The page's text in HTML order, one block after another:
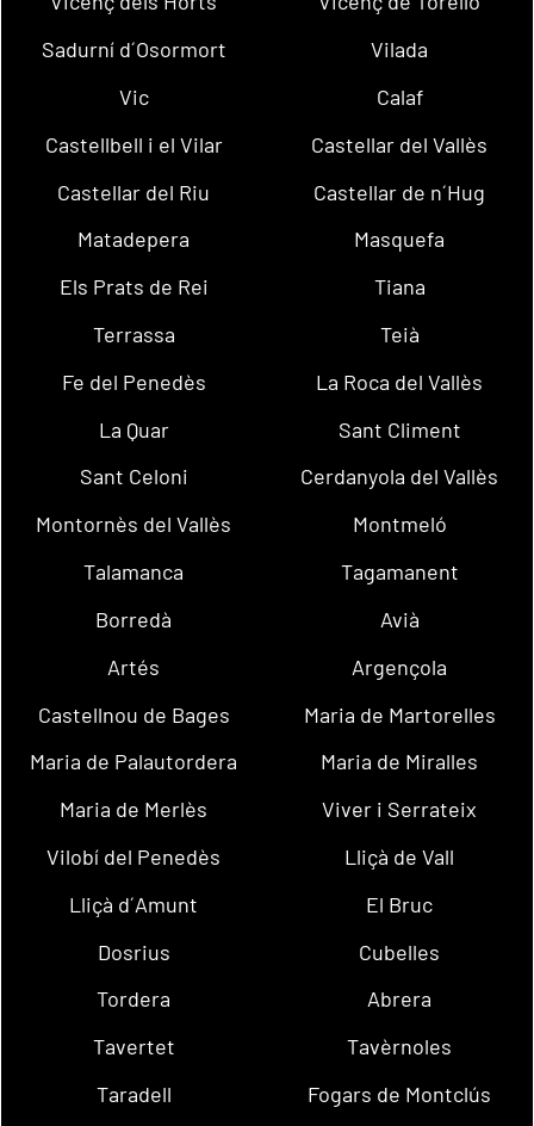
Sadurní d´Osormort
Vilada
Vic
Calaf
Castellbell i el Vilar
Castellar del Vallès
Castellar del Riu
Castellar de n´Hug
Matadepera
Masquefa
Els Prats de Rei
Tiana
Terrassa
Teià
Fe del Penedès
La Roca del Vallès
La Quar
Sant Climent
Sant Celoni
Cerdanyola del Vallès
Montornès del Vallès
Montmeló
Talamanca
Tagamanent
Borredà
Avià
Artés
Argençola
Castellnou de Bages
Maria de Martorelles
Maria de Palautordera
Maria de Miralles
Maria de Merlès
Viver i Serrateix
Vilobí del Penedès
Lliçà de Vall
Lliçà d´Amunt
El Bruc
Dosrius
Cubelles
Tordera
Abrera
Tavertet
Tavèrnoles
Taradell
Fogars de Montclús